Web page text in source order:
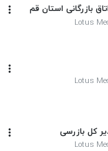
بازرگانی استان قم
کل بازرسی